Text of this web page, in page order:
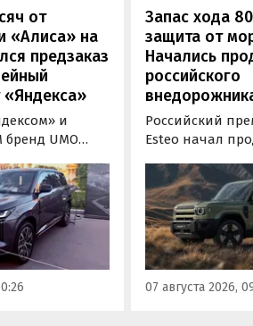
от
«Алиса» на
предзаказ
«Яндекса»
и
бренд UMO
модель
гибридный
8 с полным
можно
Max за
и Ultra за 6 415
Запас хода
защита от
Начались
российского
Российский
Esteo начал
Модель,
установкой
типа, уже
покупки в
дилерских
через
бренда,
07 августа 2026,